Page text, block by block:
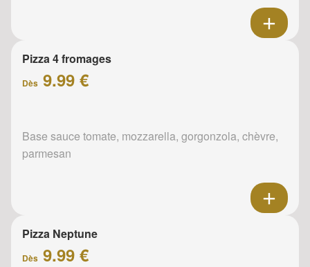
Pizza 4 fromages
Dès 9.99 €
Base sauce tomate, mozzarella, gorgonzola, chèvre,
parmesan
Pizza Neptune
Dès 9.99 €